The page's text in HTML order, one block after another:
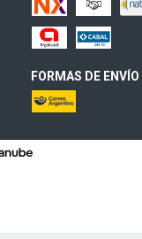
FORMAS DE ENVÍO